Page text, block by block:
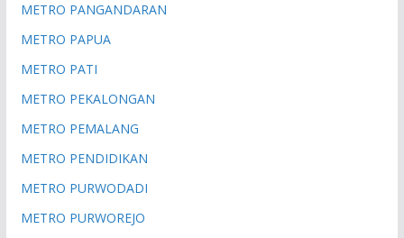
METRO PANGANDARAN
METRO PAPUA
METRO PATI
METRO PEKALONGAN
METRO PEMALANG
METRO PENDIDIKAN
METRO PURWODADI
METRO PURWOREJO